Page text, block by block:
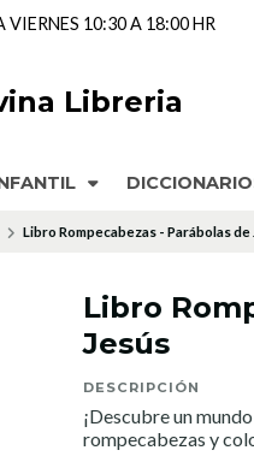
Libreria
VIERNES 10:30 A 18:00 HR
Libro Rompecabezas - Parábolas de
Libro
Jesús
DESCRIPCIÓN
¡Descubre un
rompecabezas y